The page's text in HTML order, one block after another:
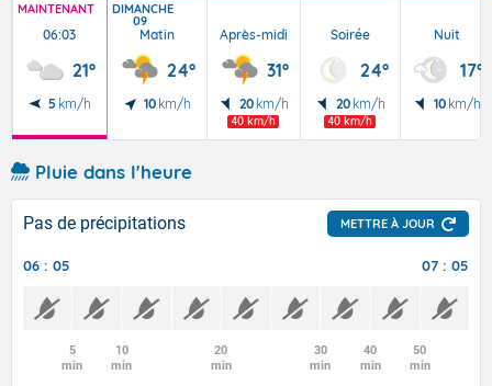
MAINTENANT
06:03
21°
5 km/h
DIMANCHE
09
Matin
24°
10 km/h
Après-midi
31°
20 km/h
40 km/h
Soirée
24°
20 km/h
40 km/h
Nuit
17°
10 km/h
Pluie dans l'heure
Pas de précipitations METTRE À JOUR
06 : 05 07 : 05
5
min
10
min
20
min
30
min
40
min
50
min